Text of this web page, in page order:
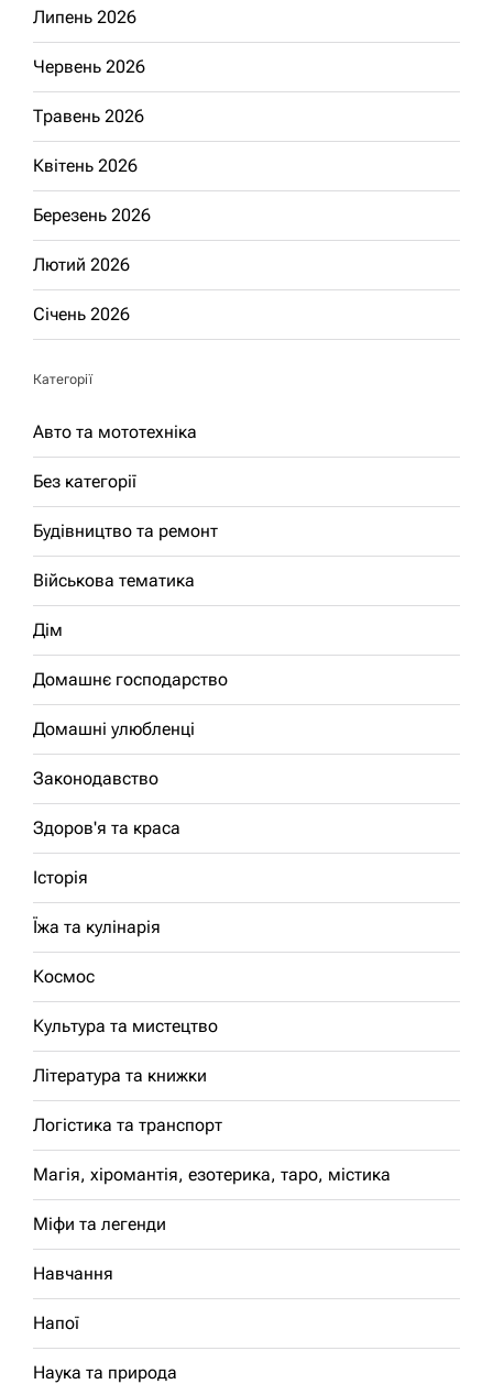
Липень 2026
Червень 2026
Травень 2026
Квітень 2026
Березень 2026
Лютий 2026
Січень 2026
Категорії
Авто та мототехніка
Без категорії
Будівництво та ремонт
Військова тематика
Дім
Домашнє господарство
Домашні улюбленці
Законодавство
Здоров'я та краса
Історія
Їжа та кулінарія
Космос
Культура та мистецтво
Література та книжки
Логістика та транспорт
Магія, хіромантія, езотерика, таро, містика
Міфи та легенди
Навчання
Напої
Наука та природа